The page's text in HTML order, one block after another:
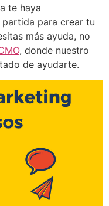
te haya
para crear tu
más ayuda, no
, donde nuestro
de ayudarte.